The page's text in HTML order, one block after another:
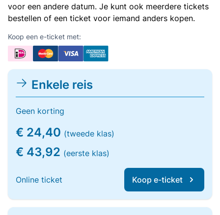
voor een andere datum. Je kunt ook meerdere tickets
bestellen of een ticket voor iemand anders kopen.
Koop een e-ticket met:
Enkele reis
Geen korting
€ 24,40 (tweede klas)
€ 43,92 (eerste klas)
Online ticket Koop e-ticket